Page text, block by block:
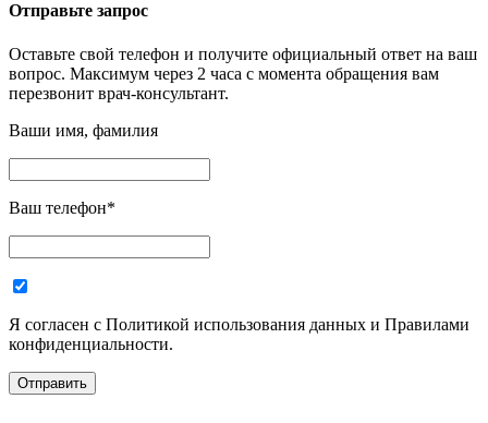
Отправьте запрос
Оставьте свой телефон и получите официальный ответ на ваш
вопрос. Максимум через 2 часа с момента обращения вам
перезвонит врач-консультант.
Ваши имя, фамилия
Ваш телефон*
Я согласен с Политикой использования данных и Правилами
конфиденциальности.